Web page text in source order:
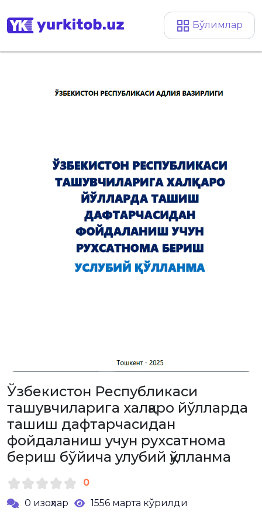
Бўлимлар
Ўзбекистон Республикаси
ташувчиларига халқаро йўлларда
ташиш дафтарчасидан
фойдаланиш учун рухсатнома
бериш бўйича улубий қўлланма
0
0 изоҳлар
1556 марта кўрилди